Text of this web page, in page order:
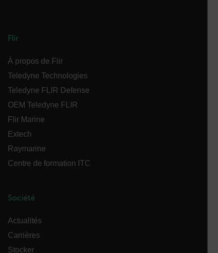
Flir
À propos de Flir
Teledyne Technologies
Teledyne FLIR Defense
OEM Teledyne FLIR
Flir Marine
Extech
Raymarine
Centre de formation ITC
Société
Actualités
Carrières
Stocker
atgRecSessionId